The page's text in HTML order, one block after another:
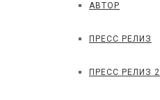
АВТОР
ПРЕСС РЕЛИЗ
ПРЕСС РЕЛИЗ 2